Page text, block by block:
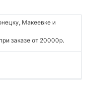
Макеевке и
заказе от 20000р.